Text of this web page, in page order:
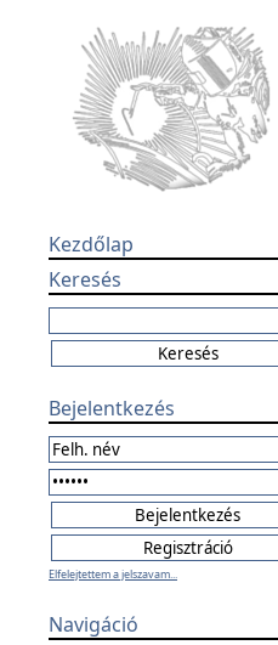
Kezdőlap
Keresés
Bejelentkezés
Elfelejtettem a jelszavam...
Navigáció